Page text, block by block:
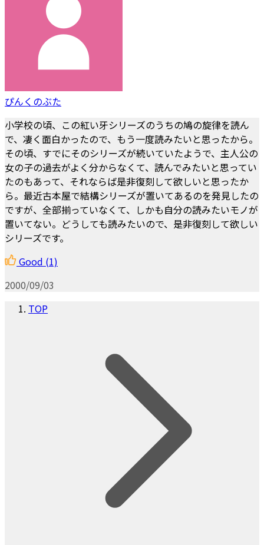
ぴんくのぶた
小学校の頃、この紅い牙シリーズのうちの鳩の旋律を読ん
で、凄く面白かったので、もう一度読みたいと思ったから。
その頃、すでにそのシリーズが続いていたようで、主人公の
女の子の過去がよく分からなくて、読んでみたいと思ってい
たのもあって、それならば是非復刻して欲しいと思ったか
ら。最近古本屋で結構シリーズが置いてあるのを発見したの
ですが、全部揃っていなくて、しかも自分の読みたいモノが
置いてない。どうしても読みたいので、是非復刻して欲しい
シリーズです。
Good (1)
2000/09/03
TOP